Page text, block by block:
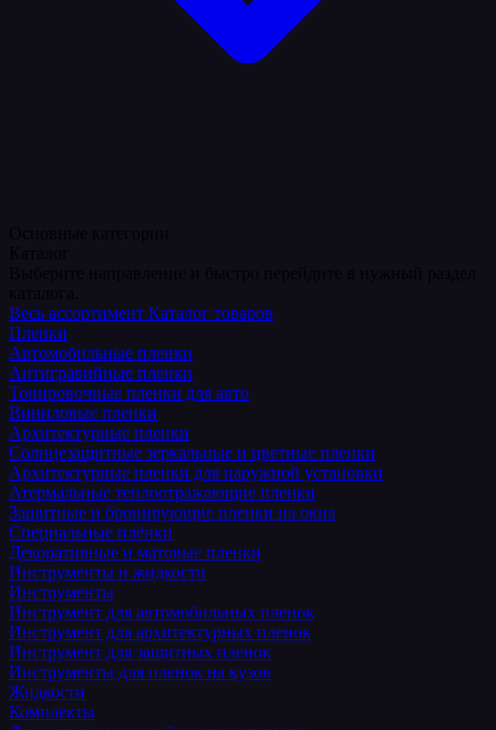
Весь ассортимент Каталог товаров
Пленки
Автомобильные пленки
Антигравийные пленки
Тонировочные пленки для авто
Виниловые пленки
Архитектурные пленки
Солнцезащитные зеркальные и цветные пленки
Архитектурные пленки для наружной установки
Атермальные теплоотражающие пленки
Защитные и бронирующие пленки на окна
Специальные плёнки
Декоративные и матовые пленки
Инструменты и жидкости
Инструменты
Инструмент для автомобильных пленок
Инструмент для архитектурных пленок
Инструмент для защитных пленок
Инструменты для пленок на кузов
Жидкости
Комплекты